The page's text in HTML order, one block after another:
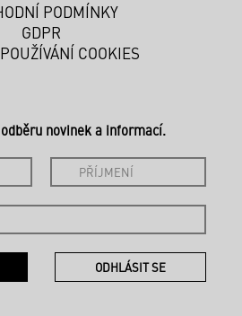
PODMÍNKY
GDPR
COOKIES
novinek a informací.